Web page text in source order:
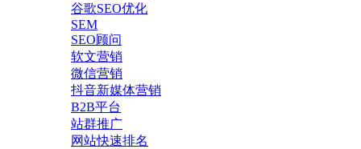
谷歌SEO优化
SEM
SEO顾问
软文营销
微信营销
抖音新媒体营销
B2B平台
站群推广
网站快速排名